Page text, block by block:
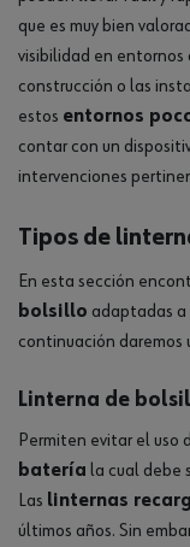
que es muy bien
visibilidad en entornos
construcción o las
estos entornos
contar con un
intervenciones
Tipos de
En esta sección
bolsillo adaptadas
continuación daremos
Linterna de
Permiten evitar el uso
batería la cual debe
Las linternas
últimos años. Sin